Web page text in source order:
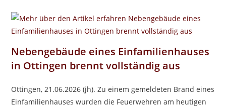
Nebengebäude eines Einfamilienhauses
in Ottingen brennt vollständig aus
Ottingen, 21.06.2026 (jh). Zu einem gemeldeten Brand eines
Einfamilienhauses wurden die Feuerwehren am heutigen